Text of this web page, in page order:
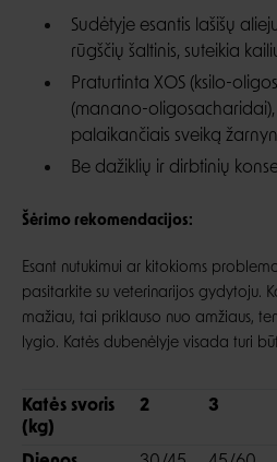
Sudėtyje esantis lašišų
rūgščių šaltinis, suteikia
Praturtinta XOS (ksilo-
(manano-oligosacharidai),
palaikančiais sveiką
Be dažiklių ir dirbtinių
Šėrimo rekomendacijos:
Esant nutukimui ar kitokioms
pasitarkite su veterinarijos gydytoju.
mažiau, tai priklauso nuo amžiaus,
lygio. Katės dubenėlyje visada turi
Katės svoris
(kg)
2 3